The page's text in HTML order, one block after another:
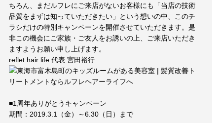
Style スタイル
Movie 映像
EC 商品
Voice お客様の声
ちろん、まだルフレにご来店がないお客様にも「当店の技術
品質をまずは知っていただきたい」という想いの中、このチ
ラシだけの特別キャンペーンを開催させていただきます。是
非この機会にご家族・ご友人をお誘いの上、ご来店いただき
ますようお願い申し上げます。
reflet hair life 代表 宮田裕行
■1 周年ありがとうキャンペーン
期間： 2019.3.1 （金）～6.30（日）まで